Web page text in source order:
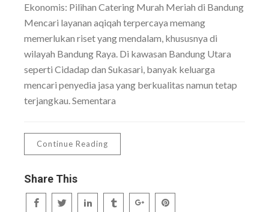
Ekonomis: Pilihan Catering Murah Meriah di Bandung
Mencari layanan aqiqah terpercaya memang
memerlukan riset yang mendalam, khususnya di
wilayah Bandung Raya. Di kawasan Bandung Utara
seperti Cidadap dan Sukasari, banyak keluarga
mencari penyedia jasa yang berkualitas namun tetap
terjangkau. Sementara
Continue Reading
Share This